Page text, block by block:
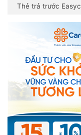
Thẻ trả trước